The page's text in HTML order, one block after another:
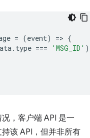
= (event) => {
. type === 'MSG_ID' )
，客户端 API 是一
该 API，但并非所有